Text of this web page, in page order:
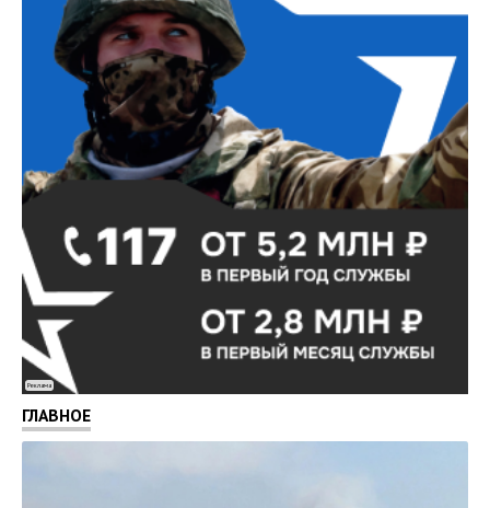
Реклама
ГЛАВНОЕ